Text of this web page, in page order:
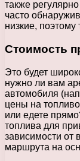
также
часто
низкие,
Стоимость
Это будет
нужно ли вам
автомобиля
цены на
или едете
топлива для
зависимости от
маршрута на